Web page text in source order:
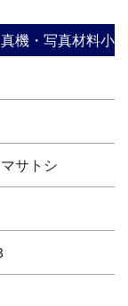
機・写真材料小
サトシ